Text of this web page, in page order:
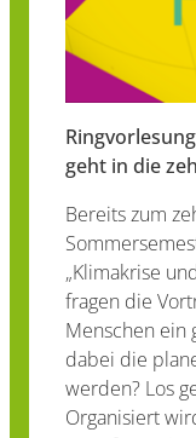
geht in die
Bereits zum
„Klimakrise
fragen die
Menschen ein
dabei die
werden? Los
Organisiert